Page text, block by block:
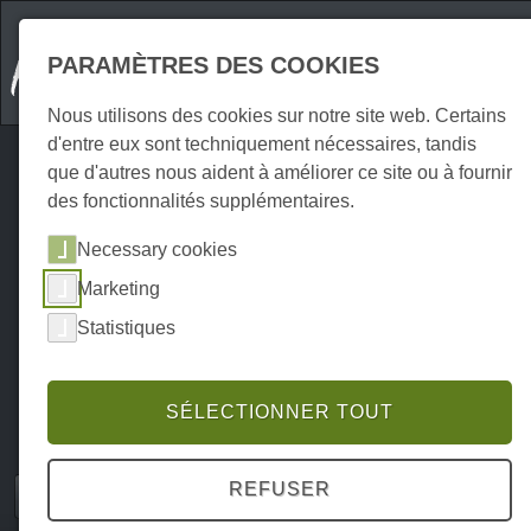
En plein air
PARAMÈTRES DES COOKIES
Nous utilisons des cookies sur notre site web. Certains
d'entre eux sont techniquement nécessaires, tandis
que d'autres nous aident à améliorer ce site ou à fournir
des fonctionnalités supplémentaires.
Necessary cookies
Marketing
Statistiques
SÉLECTIONNER TOUT
REFUSER